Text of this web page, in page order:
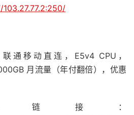
通移动直连，E5v4 CPU，
月流量（年付翻倍），优惠
链接：